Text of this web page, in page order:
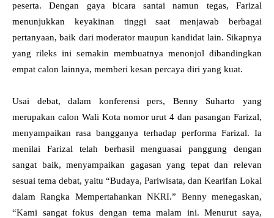
peserta. Dengan gaya bicara santai namun tegas, Farizal
menunjukkan keyakinan tinggi saat menjawab berbagai
pertanyaan, baik dari moderator maupun kandidat lain. Sikapnya
yang rileks ini semakin membuatnya menonjol dibandingkan
empat calon lainnya, memberi kesan percaya diri yang kuat.
Usai debat, dalam konferensi pers, Benny Suharto yang
merupakan calon Wali Kota nomor urut 4 dan pasangan Farizal,
menyampaikan rasa bangganya terhadap performa Farizal. Ia
menilai Farizal telah berhasil menguasai panggung dengan
sangat baik, menyampaikan gagasan yang tepat dan relevan
sesuai tema debat, yaitu “Budaya, Pariwisata, dan Kearifan Lokal
dalam Rangka Mempertahankan NKRI.” Benny menegaskan,
“Kami sangat fokus dengan tema malam ini. Menurut saya,